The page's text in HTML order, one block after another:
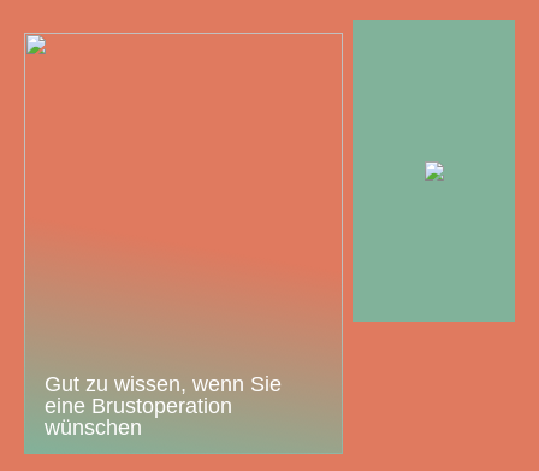
Gut zu wissen, wenn Sie
eine Brustoperation
wünschen